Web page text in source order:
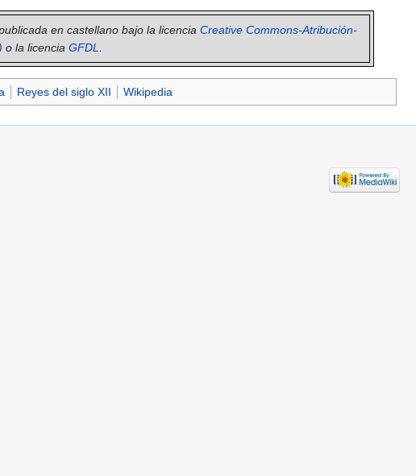
en castellano bajo la licencia Creative Commons-Atribución-
o la licencia GFDL.
Reyes del siglo XII Wikipedia